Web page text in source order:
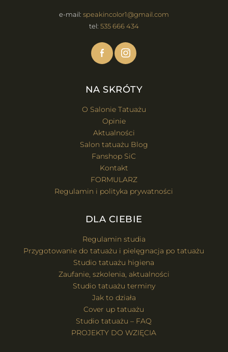
e-mail: speakincolor1@gmail.com
tel: 535 666 434
NA SKRÓTY
O Salonie Tatuażu
Opinie
Aktualności
Salon tatuażu Blog
Fanshop SiC
Kontakt
FORMULARZ
Regulamin i polityka prywatności
DLA CIEBIE
Regulamin studia
Przygotowanie do tatuażu i pielęgnacja po tatuażu
Studio tatuażu higiena
Zaufanie, szkolenia, aktualności
Studio tatuażu terminy
Jak to działa
Cover up tatuażu
Studio tatuażu – FAQ
PROJEKTY DO WZIĘCIA